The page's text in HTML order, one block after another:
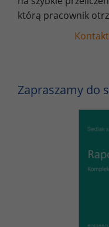
którą pracownik
Zapraszamy do